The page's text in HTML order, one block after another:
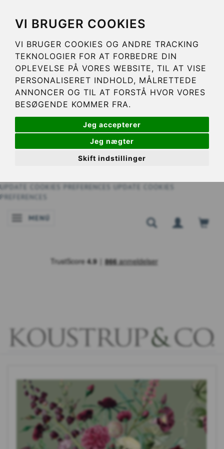
VI BRUGER COOKIES
VI BRUGER COOKIES OG ANDRE TRACKING
TEKNOLOGIER FOR AT FORBEDRE DIN
OPLEVELSE PÅ VORES WEBSITE, TIL AT VISE
PERSONALISERET INDHOLD, MÅLRETTEDE
ANNONCER OG TIL AT FORSTÅ HVOR VORES
BESØGENDE KOMMER FRA.
Jeg accepterer
Jeg nægter
Skift indstillinger
UPDATE COOKIES PREFERENCES
UPDATE COOKIES
PREFERENCES
NAVEGACIÓN DE PALANCA
MENÚ